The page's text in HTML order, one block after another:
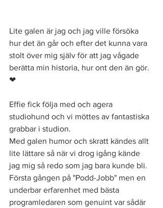
Lite galen är jag och jag ville försöka
hur det än går och efter det kunna vara
stolt över mig själv för att jag vågade
berätta min historia, hur ont den än gör.
❤
Effie fick följa med och agera
studiohund och vi möttes av fantastiska
grabbar i studion.
Med galen humor och skratt kändes allt
lite lättare så när vi drog igång kände
jag mig så redo som jag bara kunde bli.
Första gången på "Podd-Jobb" men en
underbar erfarenhet med bästa
programledaren som genuint var sådär